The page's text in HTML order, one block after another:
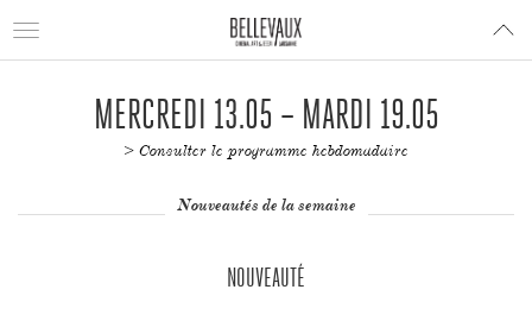
Toggle
MERCREDI 13.05 – MARDI 19.05
> Consulter le programme hebdomadaire
Nouveautés de la semaine
NOUVEAUTÉ